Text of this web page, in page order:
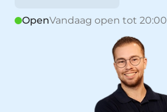
OpenVandaag open tot 20:00